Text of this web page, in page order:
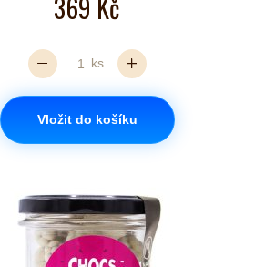
369 Kč
ks
Vložit do košíku